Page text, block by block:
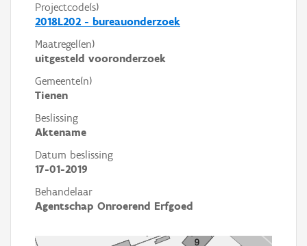
Projectcode(s)
2018L202 - bureauonderzoek
Maatregel(en)
uitgesteld vooronderzoek
Gemeente(n)
Tienen
Beslissing
Aktename
Datum beslissing
17-01-2019
Behandelaar
Agentschap Onroerend Erfgoed